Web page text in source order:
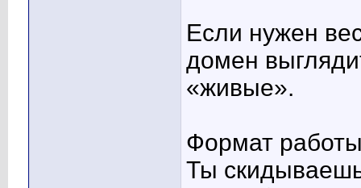
Если нужен
домен
«живые».
Формат
Ты